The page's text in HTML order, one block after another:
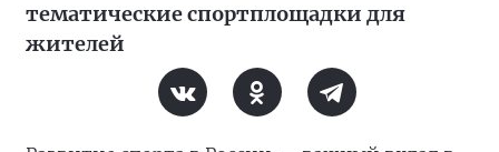
тематические спортплощадки для
жителей